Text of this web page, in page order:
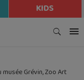
KIDS
musée Grévin, Zoo Art